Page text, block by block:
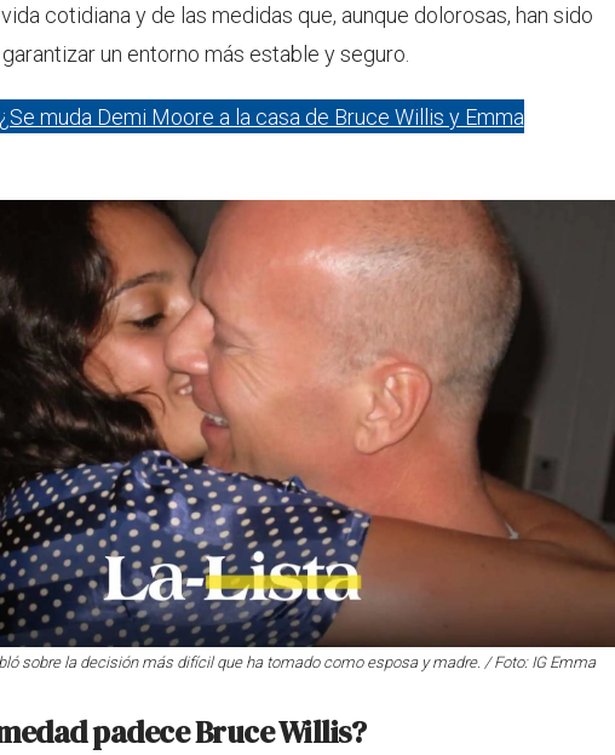
cotidiana y de las medidas que, aunque dolorosas, han sido
un entorno más estable y seguro.
¿Se muda Demi Moore a la casa de Bruce Willis y Emma
sobre la decisión más difícil que ha tomado como esposa y madre. / Foto: IG Emma
padece Bruce Willis?